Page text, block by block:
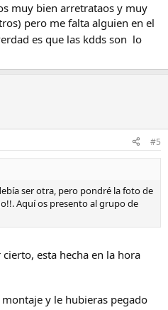
muy bien arretrataos y muy
pero me falta alguien en el
es que las kdds son lo
#5
ser otra, pero pondré la foto de
Aquí os presento al grupo de
esta hecha en la hora
y le hubieras pegado